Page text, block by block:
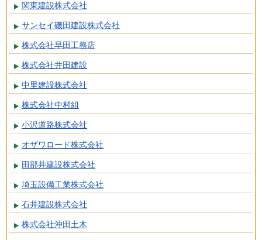
関東建設株式会社
サンセイ磯田建設株式会社
株式会社早田工務店
株式会社井田建設
中里建設株式会社
株式会社中村組
小沢道路株式会社
オザワロード株式会社
田部井建設株式会社
埼玉設備工業株式会社
石井建設株式会社
株式会社沖田土木